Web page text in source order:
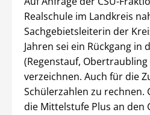
Realschule im Landkreis
Sachgebietsleiterin der
Jahren sei ein Rückgang in
(Regenstauf,
verzeichnen. Auch für die
Schülerzahlen zu
die Mittelstufe Plus an den